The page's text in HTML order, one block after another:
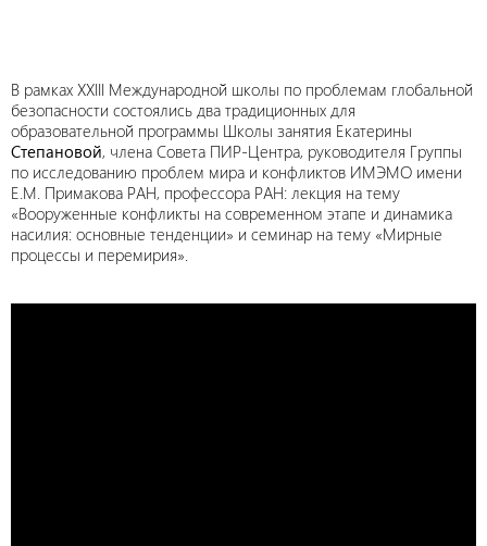
В рамках ХХIII Международной школы по проблемам глобальной
безопасности состоялись два традиционных для
образовательной программы Школы занятия Екатерины
Степановой, члена Совета ПИР-Центра, руководителя Группы
по исследованию проблем мира и конфликтов ИМЭМО имени
Е.М. Примакова РАН, профессора РАН: лекция на тему
«Вооруженные конфликты на современном этапе и динамика
насилия: основные тенденции» и семинар на тему «Мирные
процессы и перемирия».